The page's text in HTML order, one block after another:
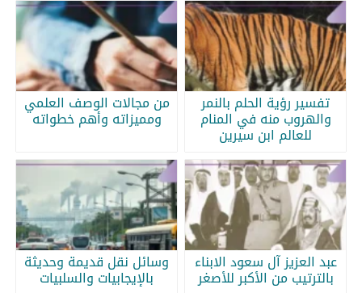
تفسير رؤية الحلم بالنمر
والهروب منه في المنام
للعالم ابن سيرين
من مجالات الوصف العلمي
ومميزاته وأهم خطواته
عبد العزيز آل سعود الابناء
بالترتيب من الأكبر للأصغر
وسائل نقل قديمة وحديثة
بالإيجابيات والسلبيات